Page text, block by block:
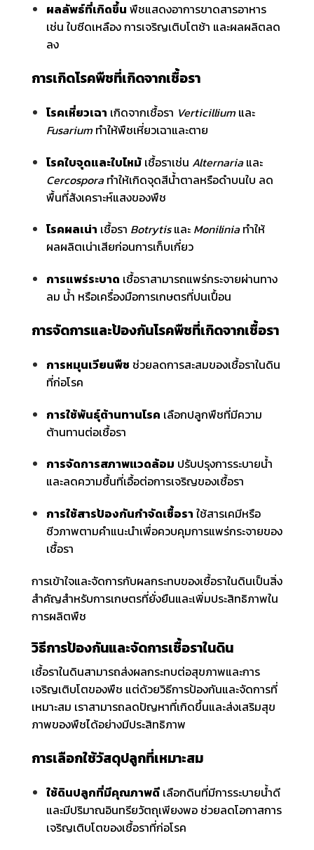
ผลลัพธ์ที่เกิดขึ้น พืชแสดงอาการขาดสารอาหาร
เช่น ใบซีดเหลือง การเจริญเติบโตช้า และผลผลิตลด
ลง
การเกิดโรคพืชที่เกิดจากเชื้อรา
โรคเหี่ยวเฉา เกิดจากเชื้อรา Verticilliumและ
Fusariumทำให้พืชเหี่ยวเฉาและตาย
โรคใบจุดและใบไหม้เชื้อราเช่น Alternariaและ
Cercosporaทำให้เกิดจุดสีน้ำตาลหรือดำบนใบ ลด
พื้นที่สังเคราะห์แสงของพืช
โรคผลเน่า เชื้อรา Botrytisและ Moniliniaทำให้
ผลผลิตเน่าเสียก่อนการเก็บเกี่ยว
การแพร่ระบาด เชื้อราสามารถแพร่กระจายผ่านทาง
ลม น้ำ หรือเครื่องมือการเกษตรที่ปนเปื้อน
การจัดการและป้องกันโรคพืชที่เกิดจากเชื้อรา
การหมุนเวียนพืช ช่วยลดการสะสมของเชื้อราในดิน
ที่ก่อโรค
การใช้พันธุ์ต้านทานโรค เลือกปลูกพืชที่มีความ
ต้านทานต่อเชื้อรา
การจัดการสภาพแวดล้อม ปรับปรุงการระบายน้ำ
และลดความชื้นที่เอื้อต่อการเจริญของเชื้อรา
การใช้สารป้องกันกำจัดเชื้อรา ใช้สารเคมีหรือ
ชีวภาพตามคำแนะนำเพื่อควบคุมการแพร่กระจายของ
เชื้อรา
การเข้าใจและจัดการกับผลกระทบของเชื้อราในดินเป็นสิ่ง
สำคัญสำหรับการเกษตรที่ยั่งยืนและเพิ่มประสิทธิภาพใน
การผลิตพืช
วิธีการป้องกันและจัดการเชื้อราในดิน
เชื้อราในดินสามารถส่งผลกระทบต่อสุขภาพและการ
เจริญเติบโตของพืช แต่ด้วยวิธีการป้องกันและจัดการที่
เหมาะสม เราสามารถลดปัญหาที่เกิดขึ้นและส่งเสริมสุข
ภาพของพืชได้อย่างมีประสิทธิภาพ
การเลือกใช้วัสดุปลูกที่เหมาะสม
ใช้ดินปลูกที่มีคุณภาพดีเลือกดินที่มีการระบายน้ำดี
และมีปริมาณอินทรียวัตถุเพียงพอ ช่วยลดโอกาสการ
เจริญเติบโตของเชื้อราที่ก่อโรค